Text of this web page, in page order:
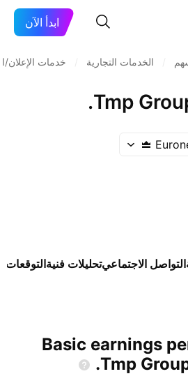
ابدأ الآن
الخدمات التجارية خدمات الإعلان/
Tmp
التواصل الاجتماعيتحليلات فنيةالتوقعات
Basic earnings